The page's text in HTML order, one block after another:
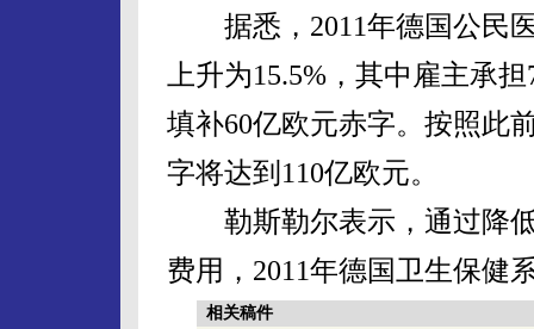
据悉，2011年德国公民医
上升为15.5%，其中雇主承
填补60亿欧元赤字。按照此
字将达到110亿欧元。
勒斯勒尔表示，通过降低
费用，2011年德国卫生保健
相关稿件